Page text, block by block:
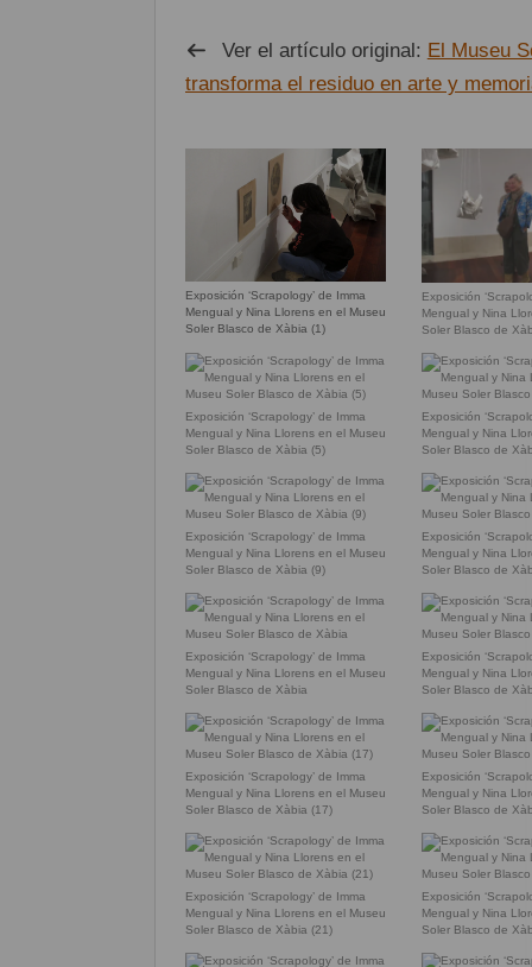
Ver el artículo original: El Museu
transforma el residuo en arte y
Exposición ‘Scrapology’ de Imma
Mengual y Nina Llorens en el Museu
Soler Blasco de Xàbia (1)
Exposición
Mengual y Nina
Soler Blasco de
Exposición ‘Scrapology’ de Imma
Mengual y Nina Llorens en el Museu
Soler Blasco de Xàbia (5)
Exposición
Mengual y Nina
Soler Blasco de
Exposición ‘Scrapology’ de Imma
Mengual y Nina Llorens en el Museu
Soler Blasco de Xàbia (9)
Exposición
Mengual y Nina
Soler Blasco de
Exposición ‘Scrapology’ de Imma
Mengual y Nina Llorens en el Museu
Soler Blasco de Xàbia
Exposición
Mengual y Nina
Soler Blasco de
Exposición ‘Scrapology’ de Imma
Mengual y Nina Llorens en el Museu
Soler Blasco de Xàbia (17)
Exposición
Mengual y Nina
Soler Blasco de
Exposición ‘Scrapology’ de Imma
Mengual y Nina Llorens en el Museu
Soler Blasco de Xàbia (21)
Exposición
Mengual y Nina
Soler Blasco de